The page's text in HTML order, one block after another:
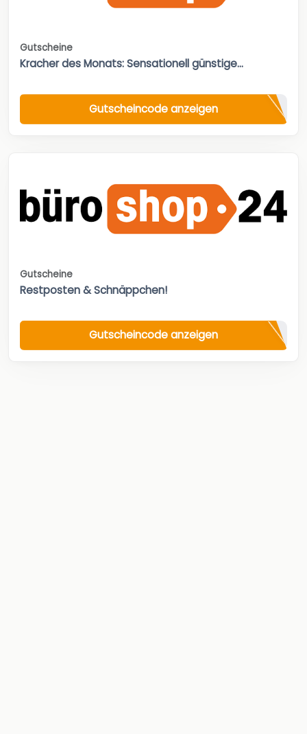
Gutscheine
Kracher des Monats: Sensationell günstige...
Gutscheincode anzeigen
Gutscheine
Restposten & Schnäppchen!
Gutscheincode anzeigen